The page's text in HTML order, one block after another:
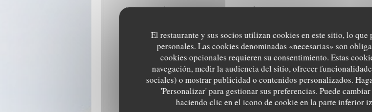
El restaurante y sus socios utilizan cookies en este sitio, lo
personales. Las cookies denominadas «necesarias» son
cookies opcionales requieren su consentimiento. Estas
navegación, medir la audiencia del sitio, ofrecer
sociales) o mostrar publicidad o contenidos personalizados.
'Personalizar' para gestionar sus preferencias. Puede
haciendo clic en el icono de cookie en la parte inferior
Así que usted encuentra que el tiempo se detiene aquí,
que se había ido para un viaje corto y que en última
instancia, que duró muchos años ...
Al igual que el héroe mítico que no tenemos el don del
oráculo, no sé en la opulencia antelación y están sujetas a
los caprichos del tiempo.
En resumen:"La paciencia y la duración del tiempo hacen
más que la fuerza o la rabia" y "las cosas buenas vienen a